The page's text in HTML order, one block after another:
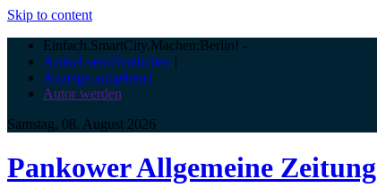
Skip to content
Einfach.SmartCity.Machen:Berlin! -
Artikel veröffentlichen |
Anzeige aufgeben |
Autor werden
Samstag, 08. August 2026
Pankower Allgemeine Zeitung